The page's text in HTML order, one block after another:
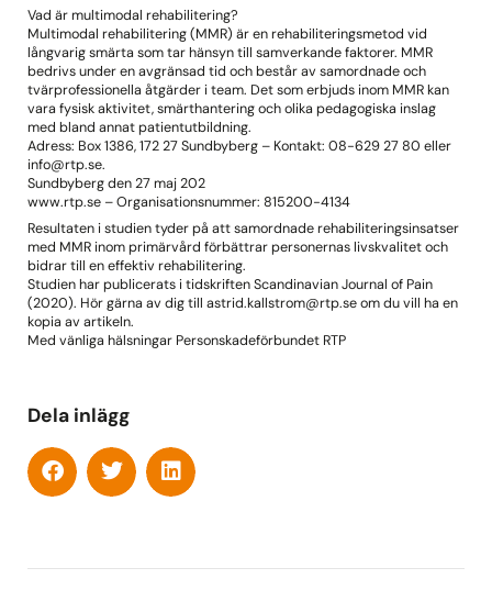
Vad är multimodal rehabilitering?
Multimodal rehabilitering (MMR) är en rehabiliteringsmetod vid
långvarig smärta som tar hänsyn till samverkande faktorer. MMR
bedrivs under en avgränsad tid och består av samordnade och
tvärprofessionella åtgärder i team. Det som erbjuds inom MMR kan
vara fysisk aktivitet, smärthantering och olika pedagogiska inslag
med bland annat patientutbildning.
Adress: Box 1386, 172 27 Sundbyberg – Kontakt: 08-629 27 80 eller
info@rtp.se.
Sundbyberg den 27 maj 202
www.rtp.se – Organisationsnummer: 815200-4134
Resultaten i studien tyder på att samordnade rehabiliteringsinsatser
med MMR inom primärvård förbättrar personernas livskvalitet och
bidrar till en effektiv rehabilitering.
Studien har publicerats i tidskriften Scandinavian Journal of Pain
(2020). Hör gärna av dig till astrid.kallstrom@rtp.se om du vill ha en
kopia av artikeln.
Med vänliga hälsningar Personskadeförbundet RTP
Dela inlägg